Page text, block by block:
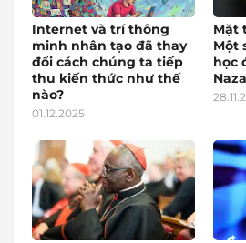
Internet và trí thông
minh nhân tạo đã thay
đổi cách chúng ta tiếp
thu kiến thức như thế
nào?
01.12.2025
Mặt
Một
học